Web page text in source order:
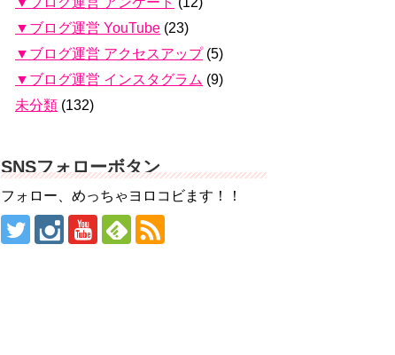
▼ブログ運営 YouTube (23)
▼ブログ運営 アクセスアップ(5)
▼ブログ運営 インスタグラム (9)
未分類 (132)
SNSフォローボタン
フォロー、めっちゃヨロコビます！！